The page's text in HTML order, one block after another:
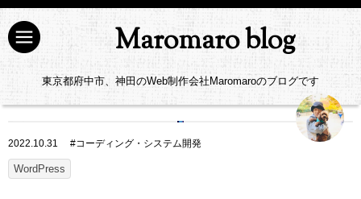
Maromaro blog
東京都府中市、神田のWeb制作会社Maromaroのブログです
2022.10.31 #コーディング・システム開発
WordPress